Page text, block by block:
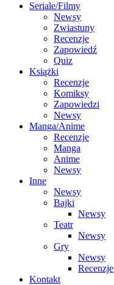
Seriale/Filmy
Newsy
Zwiastuny
Recenzje
Zapowiedź
Quiz
Książki
Recenzje
Komiksy
Zapowiedzi
Newsy
Manga/Anime
Recenzje
Manga
Anime
Newsy
Inne
Newsy
Bajki
Newsy
Teatr
Newsy
Gry
Newsy
Recenzje
Kontakt